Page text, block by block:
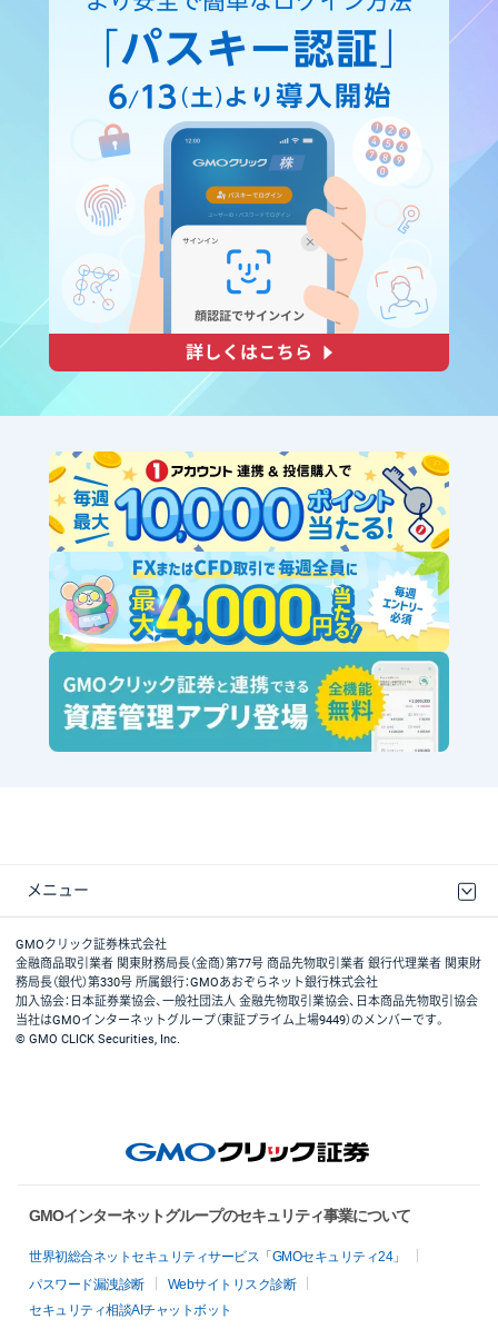
メニュー
取引規程・約款
最良執行方針
ディスクレイマー
リスク説明
GMOクリック証券ホームページ
GMOクリック証券株式会社
金融商品取引業者 関東財務局長（金商）第77号 商品先物取引業者 銀行代理業者 関東財
務局長（銀代）第330号 所属銀行：GMOあおぞらネット銀行株式会社
加入協会：日本証券業協会、一般社団法人 金融先物取引業協会、日本商品先物取引協会
当社はGMOインターネットグループ（東証プライム上場9449）のメンバーです。
© GMO CLICK Securities, Inc.
GMOインターネットグループのセキュリティ事業について
世界初総合ネットセキュリティサービス「GMOセキュリティ24」
パスワード漏洩診断
Webサイトリスク診断
セキュリティ相談AIチャットボット